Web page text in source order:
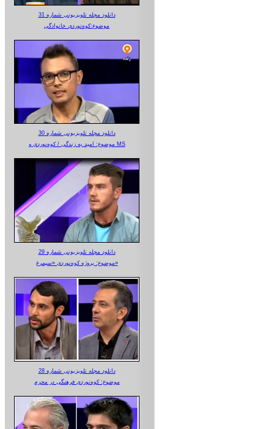
دانلود مجله تلویزیونی شماره 31
موضوع:کوه‌نوردی خانوادگی
دانلود مجله تلویزیونی شماره 30
موضوع: امید به زندگی / کوه‌نوردی و MS
دانلود مجله تلویزیونی شماره 29
موضوع: پروژه کوه‌نوردی «سیمرغ»
دانلود مجله تلویزیونی شماره 28
موضوع: کوه‌نوردی فرهنگی در محرم